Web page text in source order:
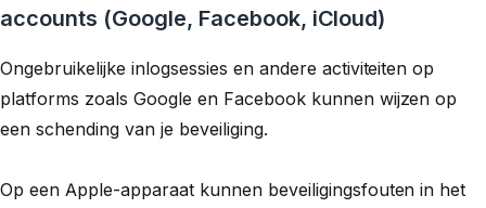
accounts (Google, Facebook, iCloud)
Ongebruikelijke inlogsessies en andere activiteiten op
platforms zoals Google en Facebook kunnen wijzen op
een schending van je beveiliging.
Op een Apple-apparaat kunnen beveiligingsfouten in het